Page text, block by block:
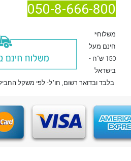
050-8-666-800
*משלוח
חינם מעל
150 ש"ח -
בישראל
בלבדובדואר רשום , חו"ל- לפי משקל החבילה.